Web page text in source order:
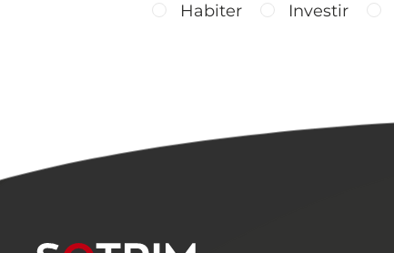
Habiter Investir